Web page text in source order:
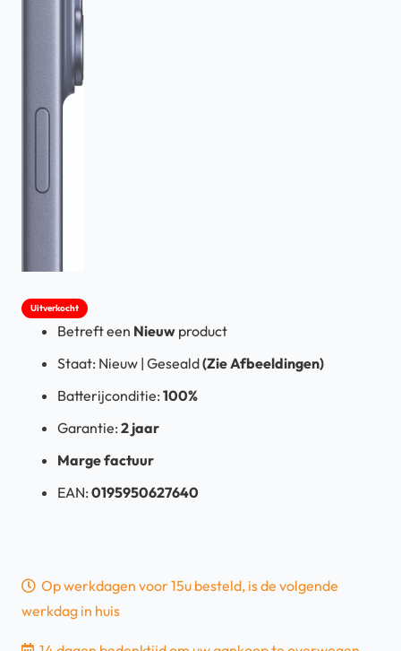
Uitverkocht
Betreft een Nieuw product
Staat: Nieuw | Geseald(Zie Afbeeldingen)
Batterijconditie: 100%
Garantie: 2 jaar
Marge factuur
EAN: 0195950627640
Op werkdagen voor 15u besteld, is de volgende
werkdag in huis